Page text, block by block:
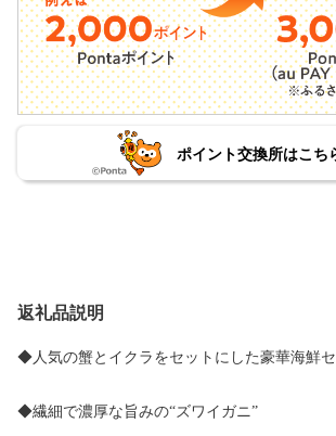
ポイント交換所はこち
返礼品説明
◆人気の蟹とイクラをセットにした豪華海鮮セ
◆繊細で濃厚な旨みの“ズワイガニ”